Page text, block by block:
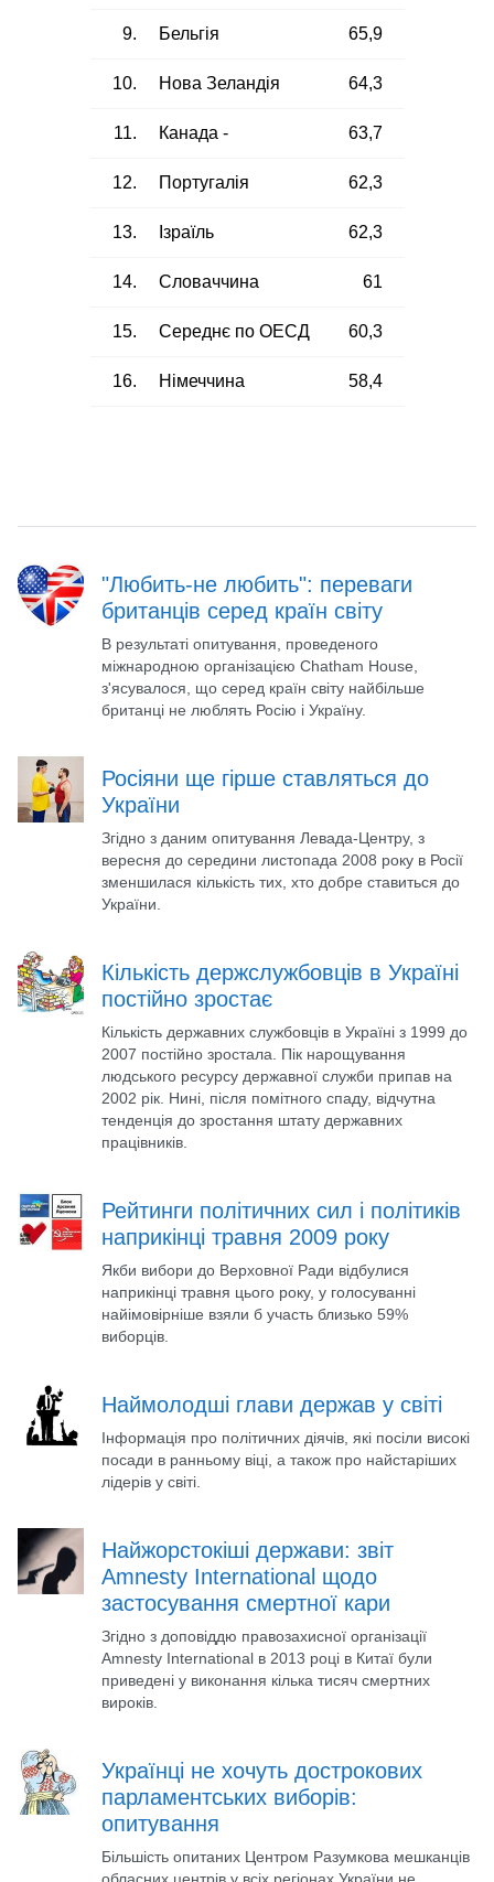
9. Бельгія 65,9
10. Нова Зеландія 64,3
11. Канада - 63,7
12. Португалія 62,3
13. Ізраїль 62,3
14. Словаччина 61
15. Середнє по ОЕСД 60,3
16. Німеччина 58,4
"Любить-не любить": переваги
британців серед країн світу
В результаті опитування, проведеного
міжнародною організацією Chatham House,
з'ясувалося, що серед країн світу найбільше
британці не люблять Росію і Україну.
Росіяни ще гірше ставляться до
України
Згідно з даним опитування Левада-Центру, з
вересня до середини листопада 2008 року в Росії
зменшилася кількість тих, хто добре ставиться до
України.
Кількість держслужбовців в Україні
постійно зростає
Кількість державних службовців в Україні з 1999 до
2007 постійно зростала. Пік нарощування
людського ресурсу державної служби припав на
2002 рік. Нині, після помітного спаду, відчутна
тенденція до зростання штату державних
працівників.
Рейтинги політичних сил і політиків
наприкінці травня 2009 року
Якби вибори до Верховної Ради відбулися
наприкінці травня цього року, у голосуванні
найімовірніше взяли б участь близько 59%
виборців.
Наймолодші глави держав у світі
Інформація про політичних діячів, які посіли високі
посади в ранньому віці, а також про найстаріших
лідерів у світі.
Найжорстокіші держави: звіт
Amnesty International щодо
застосування смертної кари
Згідно з доповіддю правозахисної організації
Amnesty International в 2013 році в Китаї були
приведені у виконання кілька тисяч смертних
вироків.
Українці не хочуть дострокових
парламентських виборів:
опитування
Більшість опитаних Центром Разумкова мешканців
обласних центрів у всіх регіонах України не